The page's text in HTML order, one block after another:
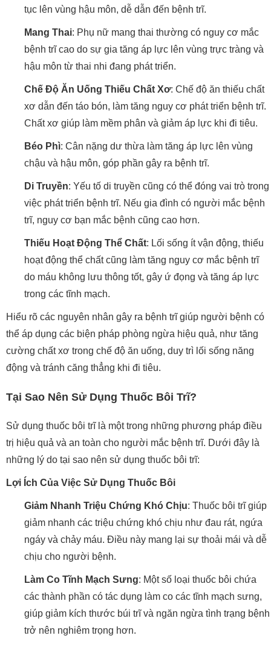
tục lên vùng hậu môn, dễ dẫn đến bệnh trĩ.
Mang Thai: Phụ nữ mang thai thường có nguy cơ mắc
bệnh trĩ cao do sự gia tăng áp lực lên vùng trực tràng và
hậu môn từ thai nhi đang phát triển.
Chế Độ Ăn Uống Thiếu Chất Xơ: Chế độ ăn thiếu chất
xơ dẫn đến táo bón, làm tăng nguy cơ phát triển bệnh trĩ.
Chất xơ giúp làm mềm phân và giảm áp lực khi đi tiêu.
Béo Phì: Cân nặng dư thừa làm tăng áp lực lên vùng
chậu và hậu môn, góp phần gây ra bệnh trĩ.
Di Truyền: Yếu tố di truyền cũng có thể đóng vai trò trong
việc phát triển bệnh trĩ. Nếu gia đình có người mắc bệnh
trĩ, nguy cơ bạn mắc bệnh cũng cao hơn.
Thiếu Hoạt Động Thể Chất: Lối sống ít vận động, thiếu
hoạt động thể chất cũng làm tăng nguy cơ mắc bệnh trĩ
do máu không lưu thông tốt, gây ứ đọng và tăng áp lực
trong các tĩnh mạch.
Hiểu rõ các nguyên nhân gây ra bệnh trĩ giúp người bệnh có
thể áp dụng các biện pháp phòng ngừa hiệu quả, như tăng
cường chất xơ trong chế độ ăn uống, duy trì lối sống năng
động và tránh căng thẳng khi đi tiêu.
Tại Sao Nên Sử Dụng Thuốc Bôi Trĩ?
Sử dụng thuốc bôi trĩ là một trong những phương pháp điều
trị hiệu quả và an toàn cho người mắc bệnh trĩ. Dưới đây là
những lý do tại sao nên sử dụng thuốc bôi trĩ:
Lợi Ích Của Việc Sử Dụng Thuốc Bôi
Giảm Nhanh Triệu Chứng Khó Chịu: Thuốc bôi trĩ giúp
giảm nhanh các triệu chứng khó chịu như đau rát, ngứa
ngáy và chảy máu. Điều này mang lại sự thoải mái và dễ
chịu cho người bệnh.
Làm Co Tĩnh Mạch Sưng: Một số loại thuốc bôi chứa
các thành phần có tác dụng làm co các tĩnh mạch sưng,
giúp giảm kích thước búi trĩ và ngăn ngừa tình trạng bệnh
trở nên nghiêm trọng hơn.